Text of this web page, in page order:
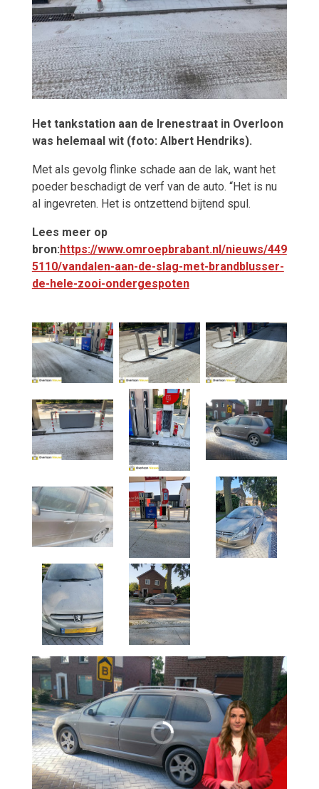
Het tankstation aan de Irenestraat in Overloon
was helemaal wit (foto: Albert Hendriks).
Met als gevolg flinke schade aan de lak, want het
poeder beschadigt de verf van de auto. “Het is nu
al ingevreten. Het is ontzettend bijtend spul.
Lees meer op
bron:https://www.omroepbrabant.nl/nieuws/449
5110/vandalen-aan-de-slag-met-brandblusser-
de-hele-zooi-ondergespoten